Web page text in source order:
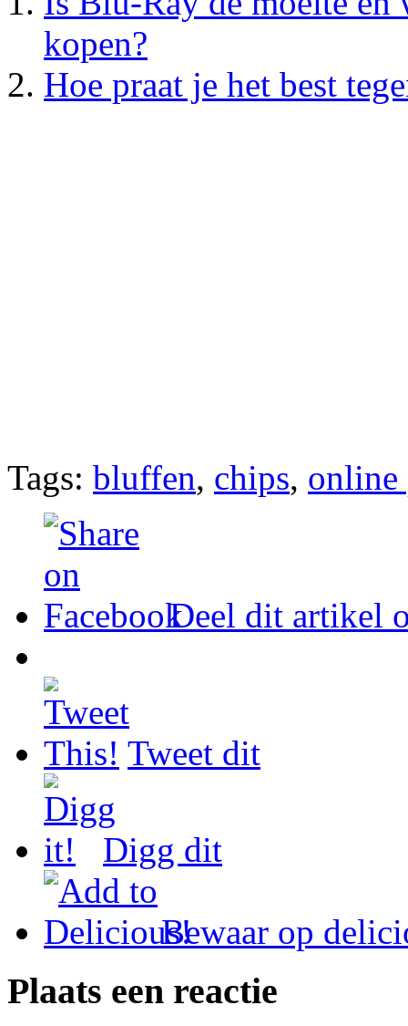
kopen?
Hoe praat je het best
Tags: bluffen, chips, online
Deel dit artikel
Tweet dit
Digg dit
Bewaar op
Plaats een reactie